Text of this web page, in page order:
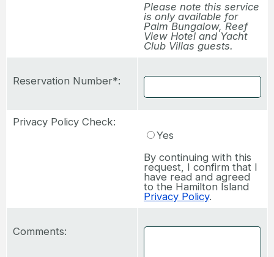
Please note this service
is only available for
Palm Bungalow, Reef
View Hotel and Yacht
Club Villas guests.
Reservation Number*:
Privacy Policy Check:
Yes
By continuing with this
request, I confirm that I
have read and agreed
to the Hamilton Island
Privacy Policy.
Comments: